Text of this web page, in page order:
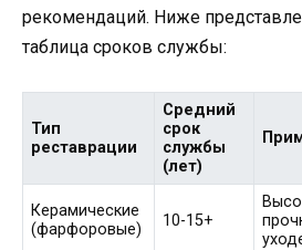
рекомендаций. Ниже
таблица сроков службы:
Тип
реставрации
Средний
срок
службы
(лет)
Керамические
(фарфоровые)
10-15+